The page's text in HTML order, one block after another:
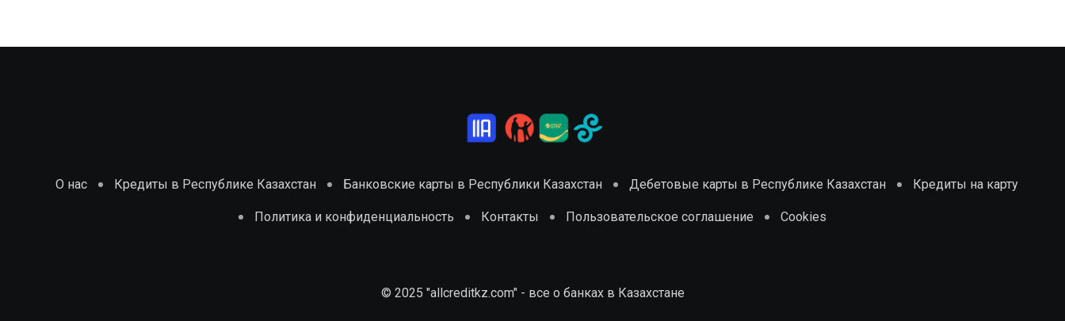
О нас Кредиты в Республике Казахстан Банковские карты в Республики Казахстан Дебетовые карты в Республике Казахстан Кредиты на карту
Политика и конфиденциальность Контакты Пользовательское соглашение Cookies
© 2025 "allcreditkz.com" - все о банках в Казахстане